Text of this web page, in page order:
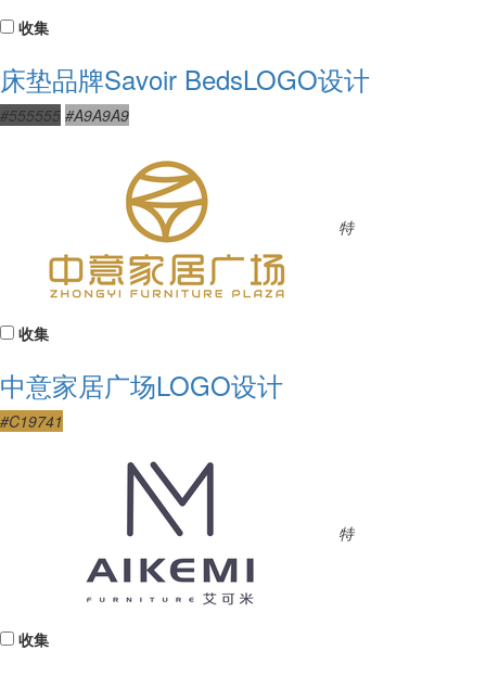
收集
床垫品牌Savoir BedsLOGO设计
#555555 #A9A9A9
特
收集
中意家居广场LOGO设计
#C19741
特
收集